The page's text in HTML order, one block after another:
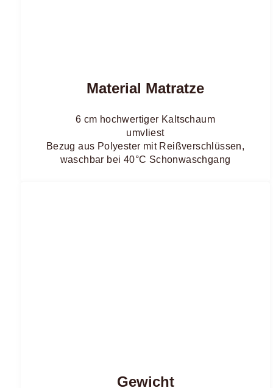
Material Matratze
6 cm hochwertiger Kaltschaum
umvliest
Bezug aus Polyester mit Reißverschlüssen,
waschbar bei 40°C Schonwaschgang
Gewicht